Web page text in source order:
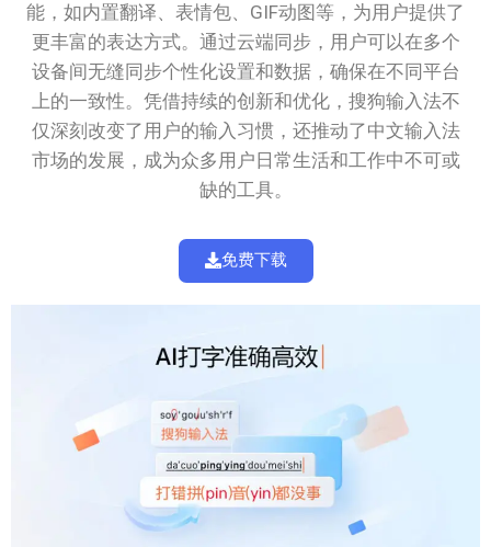
能，如内置翻译、表情包、GIF动图等，为用户提供了
更丰富的表达方式。通过云端同步，用户可以在多个
设备间无缝同步个性化设置和数据，确保在不同平台
上的一致性。凭借持续的创新和优化，搜狗输入法不
仅深刻改变了用户的输入习惯，还推动了中文输入法
市场的发展，成为众多用户日常生活和工作中不可或
缺的工具。
免费下载